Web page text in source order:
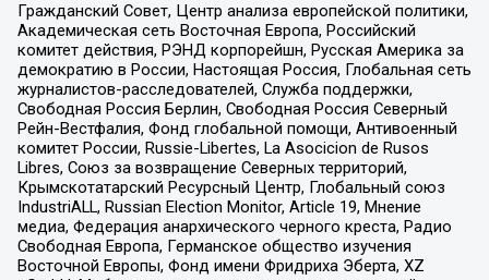
Гражданский Совет, Центр анализа европейской политики,
Академическая сеть Восточная Европа, Российский
комитет действия, РЭНД корпорейшн, Русская Америка за
демократию в России, Настоящая Россия, Глобальная сеть
журналистов-расследователей, Служба поддержки,
Свободная Россия Берлин, Свободная Россия Северный
Рейн-Вестфалия, Фонд глобальной помощи, Антивоенный
комитет России, Russie-Libertes, La Asocicion de Rusos
Libres, Союз за возвращение Северных территорий,
Крымскотатарский Ресурсный Центр, Глобальный союз
IndustriALL, Russian Election Monitor, Article 19, Мнение
медиа, Федерация анархического черного креста, Радио
Свободная Европа, Германское общество изучения
Восточной Европы, Фонд имени Фридриха Эберта, XZ